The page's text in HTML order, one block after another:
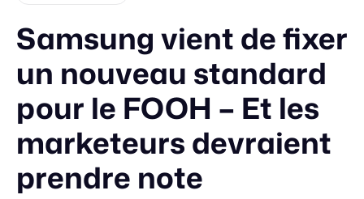
Samsung vient de fixer
un nouveau standard
pour le FOOH – Et les
marketeurs devraient
prendre note